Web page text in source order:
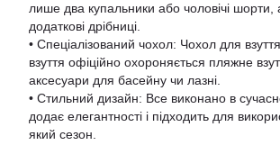
лише два купальники або чоловічі шорти,
додаткові дрібниці.
• Спеціалізований чохол: Чохол для
взуття офіційно охороняється пляжне
аксесуари для басейну чи лазні.
• Стильний дизайн: Все виконано в
додає елегантності і підходить для
який сезон.